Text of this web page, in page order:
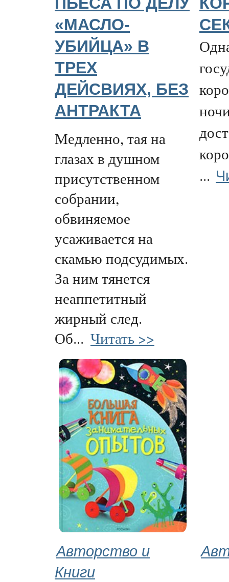
«МАСЛО-
УБИЙЦА» В
ТРЕХ
ДЕЙСВИЯХ, БЕЗ
АНТРАКТА
Медленно, тая на
глазах в душном
присутственном
собрании,
обвиняемое
усаживается на
скамью подсудимых.
За ним тянется
неаппетитный
жирный след.
Об... Читать >>
...
Авторство и
Книги